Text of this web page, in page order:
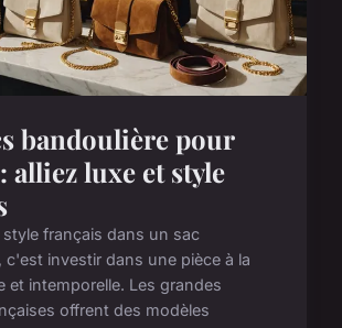
bandoulière pour
alliez luxe et style
style français dans un sac
c'est investir dans une pièce à la
et intemporelle. Les grandes
offrent des modèles